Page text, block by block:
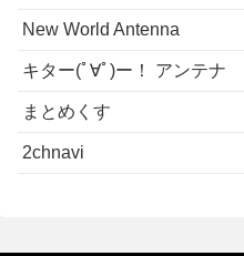
New World Antenna
キター(ﾟ∀ﾟ)ー！ アンテナ
まとめくす
2chnavi